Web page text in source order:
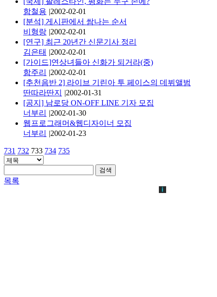
함철용 |2002-02-01
[분석] 게시판에서 쌈나는 순서
비형랑 |2002-02-01
[연구] 최근 20년간 신문기사 정리
김은태 |2002-02-01
[가이드]연상녀들아 신화가 되거라(중)
함주리
|2002-02-01
[추천음반 2] 라이브 기린아 투 페이스의 데뷔앨범
딴따라딴지
|2002-01-31
[공지] 남로당 ON-OFF LINE 기자 모집
너부리
|2002-01-30
웹프로그래머&웹디자이너 모집
너부리
|2002-01-23
731 732 733 734 735
검색
목록